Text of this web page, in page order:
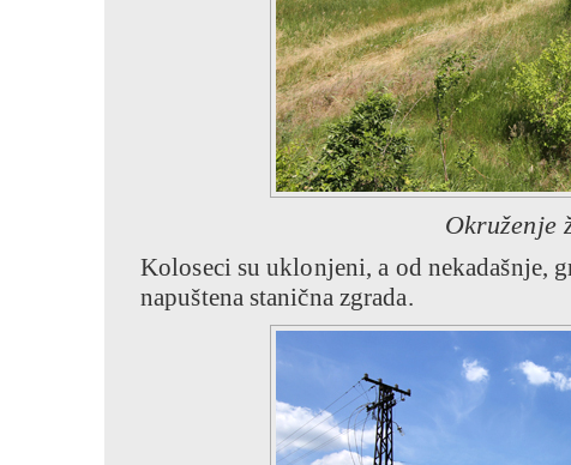
Okruženje
Koloseci su uklonjeni, a od nekadašnje,
napuštena stanična zgrada.